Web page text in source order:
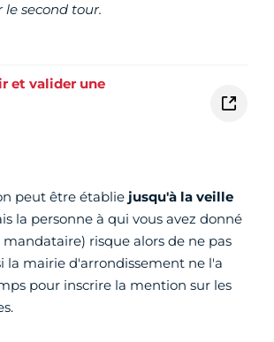
second tour.
et valider une
peut être établie jusqu'à la veille
la personne à qui vous avez donné
risque alors de ne pas
la mairie d'arrondissement ne l'a
pour inscrire la mention sur les